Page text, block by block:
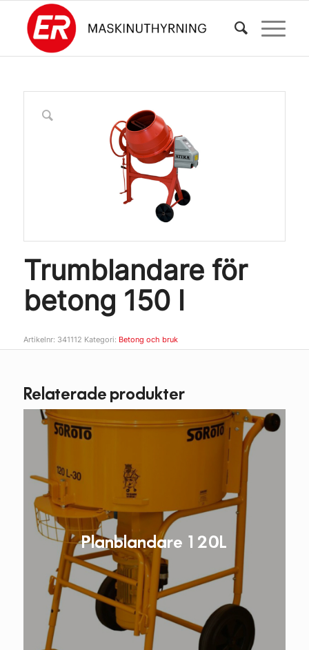
Trumblandare för
betong 150 l
Artikelnr: 341112 Kategori: Betong och bruk
Relaterade produkter
Planblandare 120L